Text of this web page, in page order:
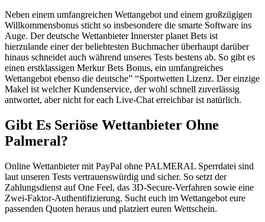
Neben einem umfangreichen Wettangebot und einem großzügigen
Willkommensbonus sticht so insbesondere die smarte Software ins
Auge. Der deutsche Wettanbieter Innerster planet Bets ist
hierzulande einer der beliebtesten Buchmacher überhaupt darüber
hinaus schneidet auch während unseres Tests bestens ab. So gibt es
einen erstklassigen Merkur Bets Bonus, ein umfangreiches
Wettangebot ebenso die deutsche” “Sportwetten Lizenz. Der einzige
Makel ist welcher Kundenservice, der wohl schnell zuverlässig
antwortet, aber nicht for each Live-Chat erreichbar ist natürlich.
Gibt Es Seriöse Wettanbieter Ohne
Palmeral?
Online Wettanbieter mit PayPal ohne PALMERAL Sperrdatei sind
laut unseren Tests vertrauenswürdig und sicher. So setzt der
Zahlungsdienst auf One Feel, das 3D-Secure-Verfahren sowie eine
Zwei-Faktor-Authentifizierung. Sucht euch im Wettangebot eure
passenden Quoten heraus und platziert euren Wettschein.